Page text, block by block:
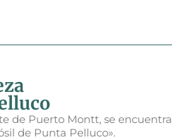
de Puerto Montt, se encuentra
de Punta Pelluco».